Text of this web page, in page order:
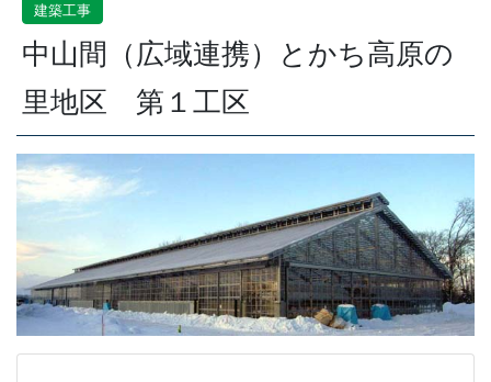
建築工事
中山間（広域連携）とかち高原の
里地区 第１工区